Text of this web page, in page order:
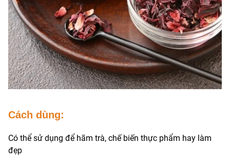
Cách dùng:
Có thể sử dụng để hãm trà, chế biến thực phẩm hay làm
đẹp